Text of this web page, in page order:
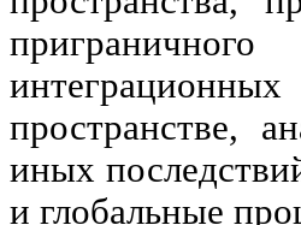
пространстве,
иных
и глобальные